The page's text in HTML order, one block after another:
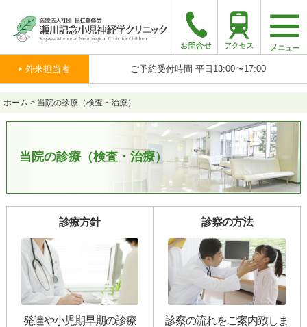
外来担当者 ご予約受付時間 平日13:00〜17:00
ホーム > 当院の診療（検査・治療）
当院の診療（検査・治療）
診療方針
発達や小児期早期の診療
診察の方法
診察の流れをご案内致しま